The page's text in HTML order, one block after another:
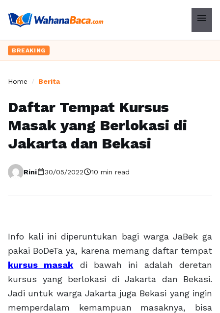
menu
BREAKING
Home / Berita
Daftar Tempat Kursus
Masak yang Berlokasi di
Jakarta dan Bekasi
Rinicalendar_today30/05/2022schedule10 min read
Info kali ini diperuntukan bagi warga JaBek ga
pakai BoDeTa ya, karena memang daftar tempat
kursus masak di bawah ini adalah deretan
kursus yang berlokasi di Jakarta dan Bekasi.
Jadi untuk warga Jakarta juga Bekasi yang ingin
memperdalam kemampuan masaknya, bisa